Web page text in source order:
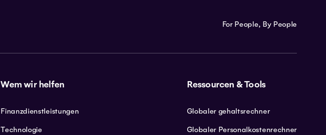
For People, By People
Wem wir helfen
Finanzdienstleistungen
Technologie
Ressourcen & Tools
Globaler gehaltsrechner
Globaler Personalkostenrechner